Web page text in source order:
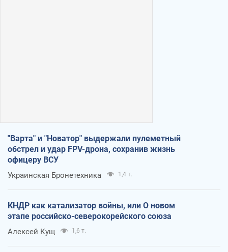
"Варта" и "Новатор" выдержали пулеметный
обстрел и удар FPV-дрона, сохранив жизнь
офицеру ВСУ
Украинская Бронетехника 1,4 т.
КНДР как катализатор войны, или О новом
этапе российско-северокорейского союза
Алексей Кущ 1,6 т.